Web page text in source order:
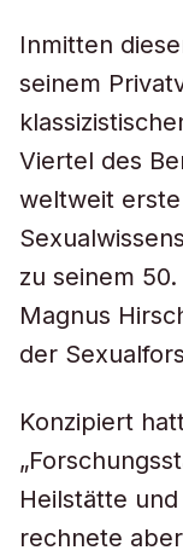
Inmitten
seinem
Viertel des
weltweit
zu seinem 50.
Magnus
der
Konzipiert
Heilstätte
rechnete